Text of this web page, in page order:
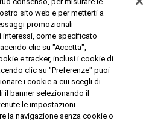
sito web e per metterti a
promozionali
interessi, come specificato
clic su "Accetta",
e tracker, inclusi i cookie di
clic su "Preferenze" puoi
i cookie a cui scegli di
il banner selezionando il
le impostazioni
la navigazione senza cookie o